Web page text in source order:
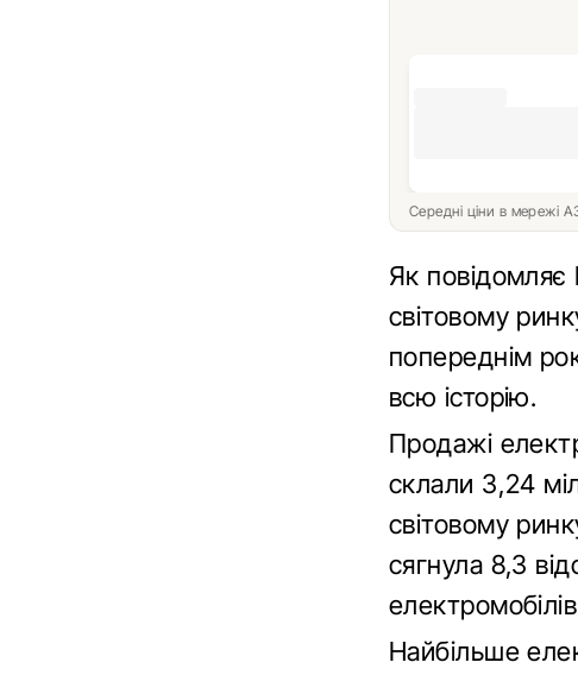
Середні ціни в мережі
Як повідомляє
світовому
попереднім
всю історію.
Продажі
склали 3,24
світовому
сягнула 8,3
Найбільше